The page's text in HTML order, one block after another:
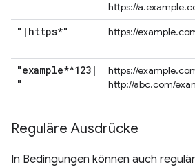
https://
" | https*" https://
"example*^123 |
"
https://
http://abc.com/
Reguläre Ausdrücke
In Bedingungen können auch